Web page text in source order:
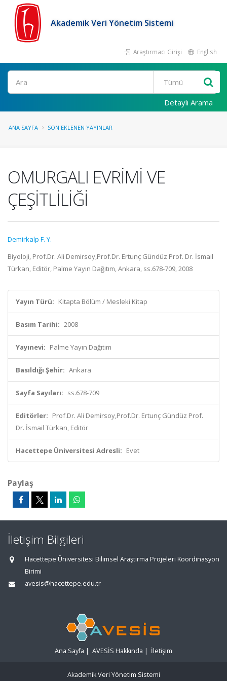
Akademik Veri Yönetim Sistemi
Araştırmacı Girişi English
Ara
Detaylı Arama
ANA SAYFA SON EKLENEN YAYINLAR
OMURGALI EVRİMİ VE
ÇEŞİTLİLİĞİ
Demirkalp F. Y.
Biyoloji, Prof.Dr. Ali Demirsoy,Prof.Dr. Ertunç Gündüz Prof. Dr. İsmail
Türkan, Editör, Palme Yayın Dağıtım, Ankara, ss.678-709, 2008
Yayın Türü: Kitapta Bölüm / Mesleki Kitap
Basım Tarihi: 2008
Yayınevi: Palme Yayın Dağıtım
Basıldığı Şehir: Ankara
Sayfa Sayıları: ss.678-709
Editörler: Prof.Dr. Ali Demirsoy,Prof.Dr. Ertunç Gündüz Prof.
Dr. İsmail Türkan, Editör
Hacettepe Üniversitesi Adresli: Evet
Paylaş
İletişim Bilgileri
Hacettepe Üniversitesi Bilimsel Araştırma Projeleri Koordinasyon
Birimi
avesis@hacettepe.edu.tr
Ana Sayfa | AVESİS Hakkında | İletişim
Akademik Veri Yönetim Sistemi